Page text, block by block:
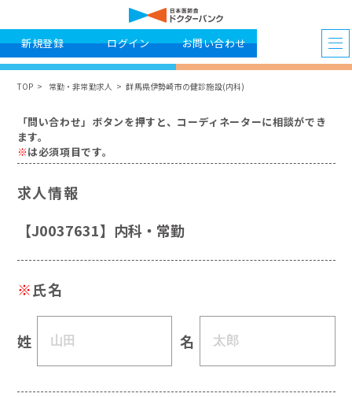
新規登録 ログイン お問い合わせ
TOP 常勤・非常勤求人 群馬県伊勢崎市の健診施設(内科)
「問い合わせ」ボタンを押すと、コーディネーターに相談ができ
ます。
※は必須項目です。
求人情報
【J0037631】内科・常勤
※氏名
姓 名